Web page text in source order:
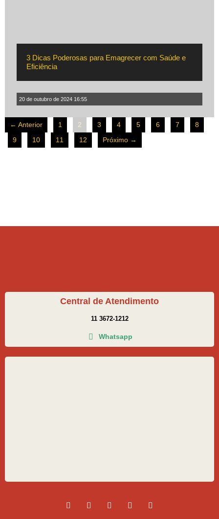
3 Dicas Poderosas para Emagrecer com Saúde e
Eficiência
20 de outubro de 2024 16:55
← Anterior 1 2 3 4 5 6 7
8
9
10 11 12 Próximo →
Central de Atendimento
11 3672-1212
Whatsapp